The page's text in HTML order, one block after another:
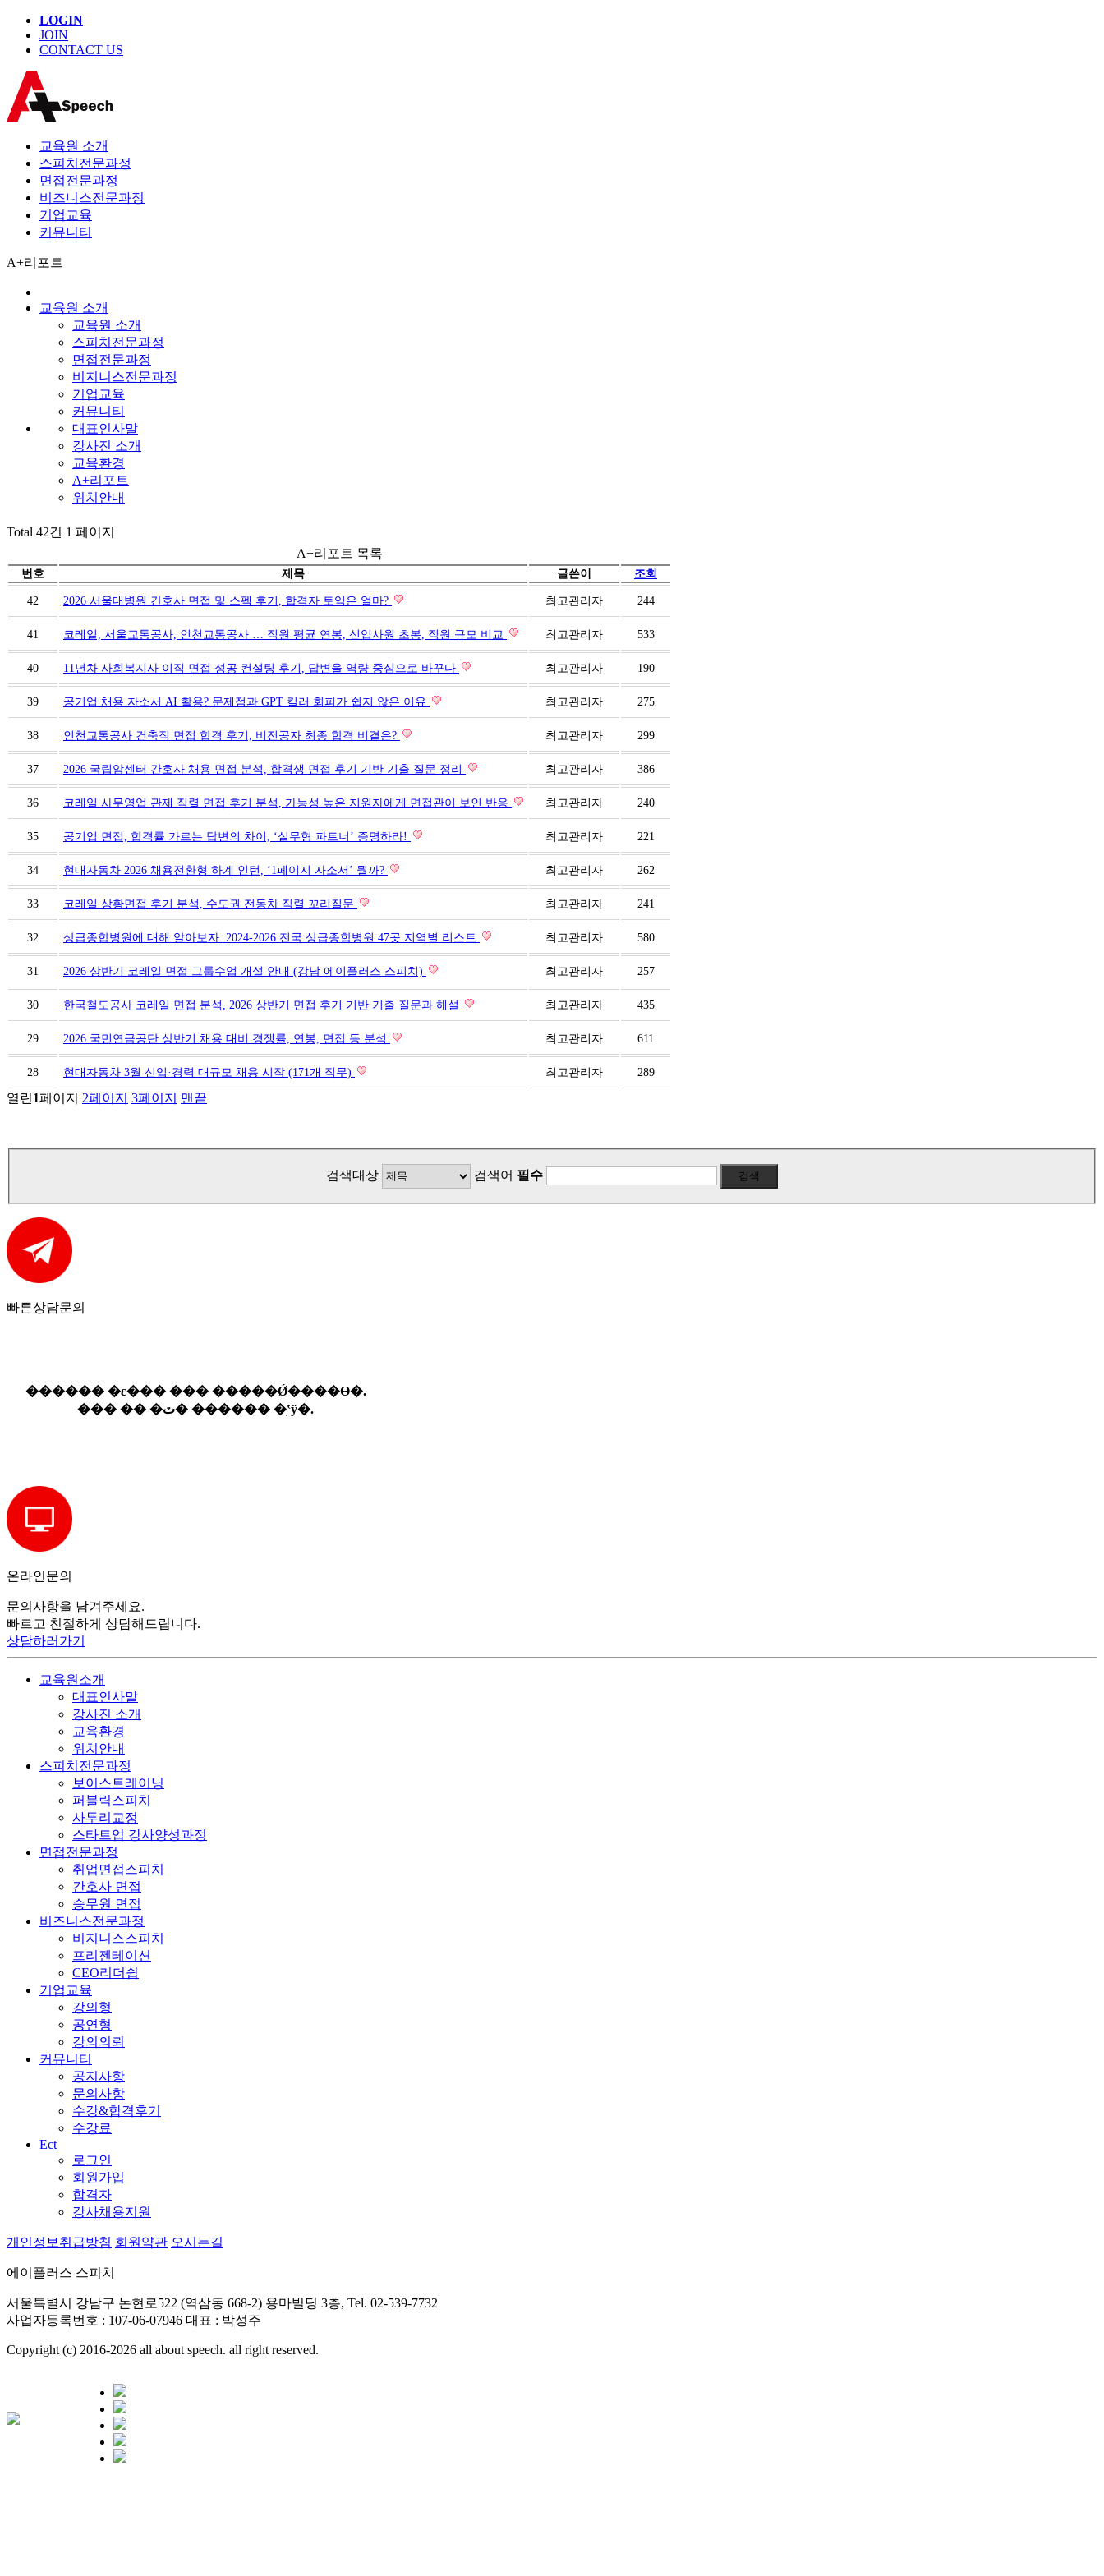
LOGIN
JOIN
CONTACT US
교육원 소개
스피치전문과정
면접전문과정
비즈니스전문과정
기업교육
커뮤니티
A+리포트
교육원 소개
교육원 소개
스피치전문과정
면접전문과정
비지니스전문과정
기업교육
커뮤니티
대표인사말
강사진 소개
교육환경
A+리포트
위치안내
Total 42건 1 페이지
A+리포트 목록
번호 제목 글쓴이 조회
42 2026 서울대병원 간호사 면접 및 스펙 후기, 합격자 토익은 얼마? 최고관리자 244
41 코레일, 서울교통공사, 인천교통공사 … 직원 평균 연봉, 신입사원 초봉, 직원 규모 비교 최고관리자 533
40 11년차 사회복지사 이직 면접 성공 컨설팅 후기, 답변을 역량 중심으로 바꾸다 최고관리자 190
39 공기업 채용 자소서 AI 활용? 문제점과 GPT 킬러 회피가 쉽지 않은 이유 최고관리자 275
38 인천교통공사 건축직 면접 합격 후기, 비전공자 최종 합격 비결은? 최고관리자 299
37 2026 국립암센터 간호사 채용 면접 분석, 합격생 면접 후기 기반 기출 질문 정리 최고관리자 386
36 코레일 사무영업 관제 직렬 면접 후기 분석, 가능성 높은 지원자에게 면접관이 보인 반응 최고관리자 240
35 공기업 면접, 합격률 가르는 답변의 차이, ‘실무형 파트너’ 증명하라! 최고관리자 221
34 현대자동차 2026 채용전환형 하계 인턴, ‘1페이지 자소서’ 뭘까? 최고관리자 262
33 코레일 상황면접 후기 분석, 수도권 전동차 직렬 꼬리질문 최고관리자 241
32 상급종합병원에 대해 알아보자. 2024-2026 전국 상급종합병원 47곳 지역별 리스트 최고관리자 580
31 2026 상반기 코레일 면접 그룹수업 개설 안내 (강남 에이플러스 스피치) 최고관리자 257
30 한국철도공사 코레일 면접 분석, 2026 상반기 면접 후기 기반 기출 질문과 해설 최고관리자 435
29 2026 국민연금공단 상반기 채용 대비 경쟁률, 연봉, 면접 등 분석 최고관리자 611
28 현대자동차 3월 신입·경력 대규모 채용 시작 (171개 직무) 최고관리자 289
열린1페이지 2페이지 3페이지 맨끝
검색대상 검색어 필수
빠른상담문의
온라인문의
문의사항을 남겨주세요.
빠르고 친절하게 상담해드립니다.
상담하러가기
교육원소개
대표인사말
강사진 소개
교육환경
위치안내
스피치전문과정
보이스트레이닝
퍼블릭스피치
사투리교정
스타트업 강사양성과정
면접전문과정
취업면접스피치
간호사 면접
승무원 면접
비즈니스전문과정
비지니스스피치
프리젠테이션
CEO리더쉽
기업교육
강의형
공연형
강의의뢰
커뮤니티
공지사항
문의사항
수강&합격후기
수강료
Ect
로그인
회원가입
합격자
강사채용지원
개인정보취급방침 회원약관 오시는길
에이플러스 스피치
서울특별시 강남구 논현로522 (역삼동 668-2) 용마빌딩 3층, Tel. 02-539-7732
사업자등록번호 : 107-06-07946 대표 : 박성주
Copyright (c) 2016-2026 all about speech. all right reserved.